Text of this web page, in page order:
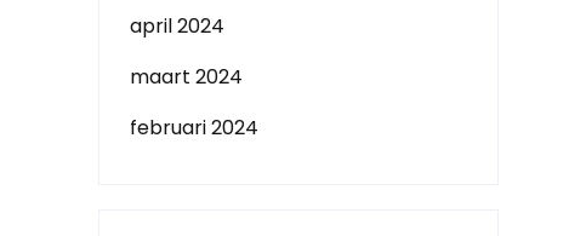
april 2024
maart 2024
februari 2024